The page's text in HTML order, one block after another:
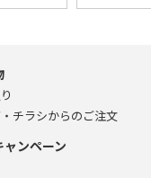
チラシからのご注文
ャンペーン